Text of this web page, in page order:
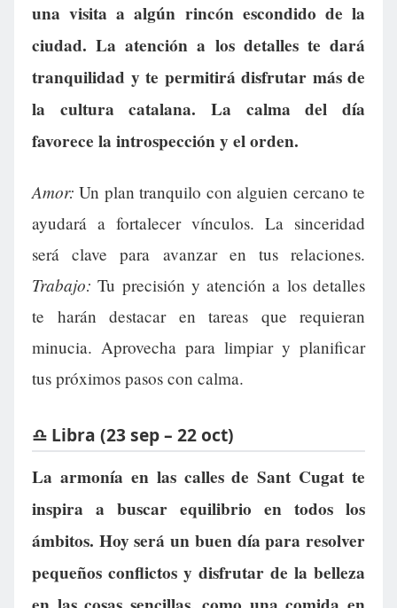
una visita a algún rincón escondido de la
ciudad. La atención a los detalles te dará
tranquilidad y te permitirá disfrutar más de
la cultura catalana. La calma del día
favorece la introspección y el orden.
Amor: Un plan tranquilo con alguien cercano te
ayudará a fortalecer vínculos. La sinceridad
será clave para avanzar en tus relaciones.
Trabajo: Tu precisión y atención a los detalles
te harán destacar en tareas que requieran
minucia. Aprovecha para limpiar y planificar
tus próximos pasos con calma.
♎ Libra (23 sep – 22 oct)
La armonía en las calles de Sant Cugat te
inspira a buscar equilibrio en todos los
ámbitos. Hoy será un buen día para resolver
pequeños conflictos y disfrutar de la belleza